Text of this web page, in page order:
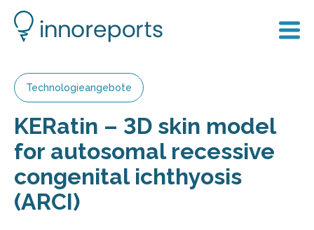
Technologieangebote
KERatin – 3D skin model
for autosomal recessive
congenital ichthyosis
(ARCI)